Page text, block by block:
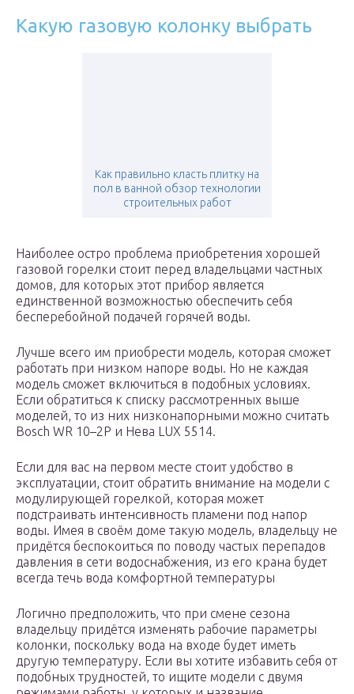
Какую газовую колонку выбрать
Как правильно класть плитку на
пол в ванной обзор технологии
строительных работ
Наиболее остро проблема приобретения хорошей
газовой горелки стоит перед владельцами частных
домов, для которых этот прибор является
единственной возможностью обеспечить себя
бесперебойной подачей горячей воды.
Лучше всего им приобрести модель, которая сможет
работать при низком напоре воды. Но не каждая
модель сможет включиться в подобных условиях.
Если обратиться к списку рассмотренных выше
моделей, то из них низконапорными можно считать
Bosch WR 10–2P и Нева LUX 5514.
Если для вас на первом месте стоит удобство в
эксплуатации, стоит обратить внимание на модели с
модулирующей горелкой, которая может
подстраивать интенсивность пламени под напор
воды. Имея в своём доме такую модель, владельцу не
придётся беспокоиться по поводу частых перепадов
давления в сети водоснабжения, из его крана будет
всегда течь вода комфортной температуры
Логично предположить, что при смене сезона
владельцу придётся изменять рабочие параметры
колонки, поскольку вода на входе будет иметь
другую температуру. Если вы хотите избавить себя от
подобных трудностей, то ищите модели с двумя